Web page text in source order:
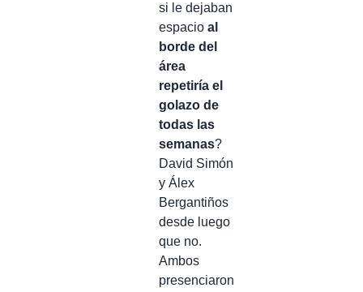
si le dejaban
espacio al
borde del
área
repetiría el
golazo de
todas las
semanas?
David Simón
y Álex
Bergantiños
desde luego
que no.
Ambos
presenciaron